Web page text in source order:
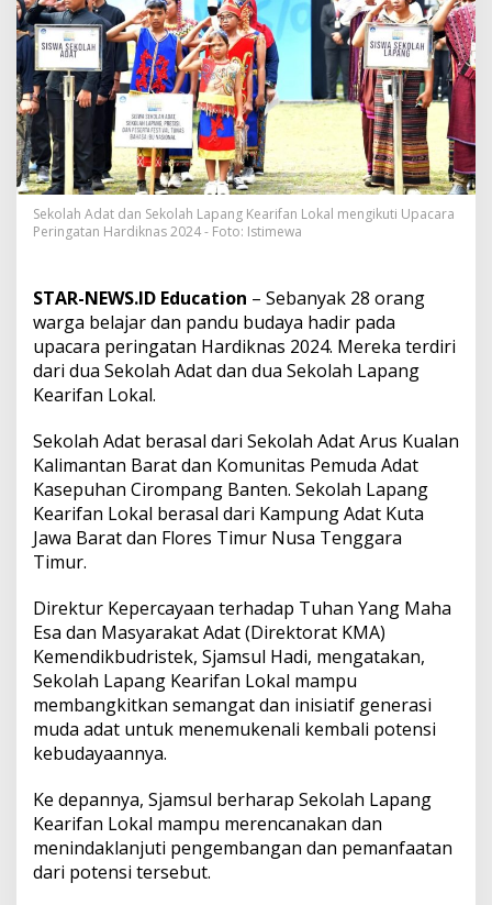
S
e
k
o
l
a
h
A
d
a
t
d
S
e
k
o
l
L
a
p
a
n
g
r
i
f
a
n
L
o
I
k
u
t
Sekolah Adat dan Sekolah Lapang Kearifan Lokal mengikuti Upacara
Peringatan Hardiknas 2024 - Foto: Istimewa
STAR-NEWS.ID Education – Sebanyak 28 orang
warga belajar dan pandu budaya hadir pada
upacara peringatan Hardiknas 2024. Mereka terdiri
dari dua Sekolah Adat dan dua Sekolah Lapang
Kearifan Lokal.
Sekolah Adat berasal dari Sekolah Adat Arus Kualan
Kalimantan Barat dan Komunitas Pemuda Adat
Kasepuhan Cirompang Banten. Sekolah Lapang
Kearifan Lokal berasal dari Kampung Adat Kuta
Jawa Barat dan Flores Timur Nusa Tenggara
Timur.
Direktur Kepercayaan terhadap Tuhan Yang Maha
Esa dan Masyarakat Adat (Direktorat KMA)
Kemendikbudristek, Sjamsul Hadi, mengatakan,
Sekolah Lapang Kearifan Lokal mampu
membangkitkan semangat dan inisiatif generasi
muda adat untuk menemukenali kembali potensi
kebudayaannya.
Ke depannya, Sjamsul berharap Sekolah Lapang
Kearifan Lokal mampu merencanakan dan
menindaklanjuti pengembangan dan pemanfaatan
dari potensi tersebut.